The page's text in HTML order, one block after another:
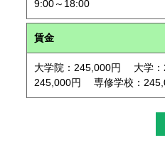
9:00～18:00
賃金
大学院：245,000円 大学
245,000円 専修学校：